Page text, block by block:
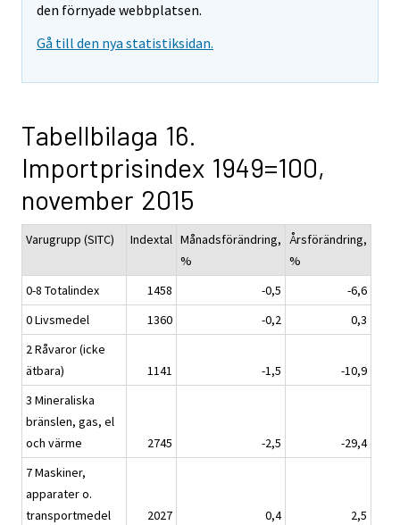
den förnyade webbplatsen.
Gå till den nya statistiksidan.
Tabellbilaga 16.
Importprisindex 1949=100,
november 2015
Varugrupp (SITC) Indextal Månadsförändring,
%
Årsförändring,
%
0-8 Totalindex
1458 -0,5
-6,6
0 Livsmedel
1360 -0,2
0,3
2 Råvaror (icke
ätbara)
1141 -1,5
-10,9
3 Mineraliska
bränslen, gas, el
och värme
2745 -2,5
-29,4
7 Maskiner,
apparater o.
transportmedel
2027 0,4 2,5